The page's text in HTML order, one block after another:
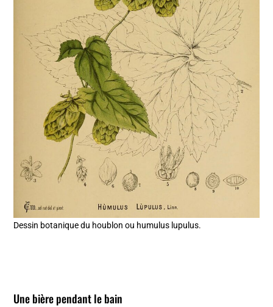
Dessin botanique du houblon ou humulus lupulus.
Une bière pendant le bain